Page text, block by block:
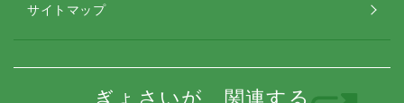
サイトマップ
ぎょさいが、関連する